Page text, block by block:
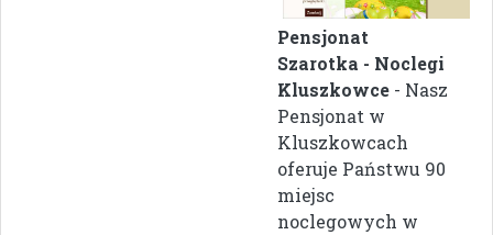
Pensjonat
Szarotka - Noclegi
Kluszkowce - Nasz
Pensjonat w
Kluszkowcach
oferuje Państwu 90
miejsc
noclegowych w